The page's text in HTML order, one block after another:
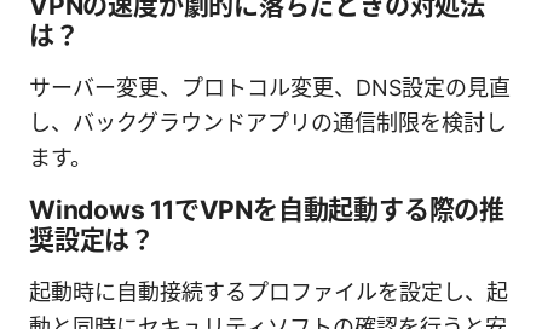
は？
サーバー変更、プロトコル変更、DNS設定の見直
し、バックグラウンドアプリの通信制限を検討し
ます。
Windows 11でVPNを自動起動する際の推
奨設定は？
起動時に自動接続するプロファイルを設定し、起